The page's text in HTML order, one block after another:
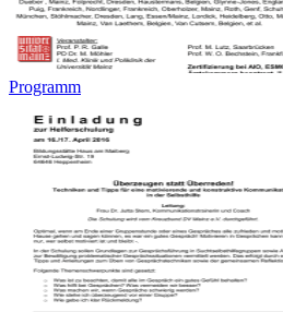
Programm